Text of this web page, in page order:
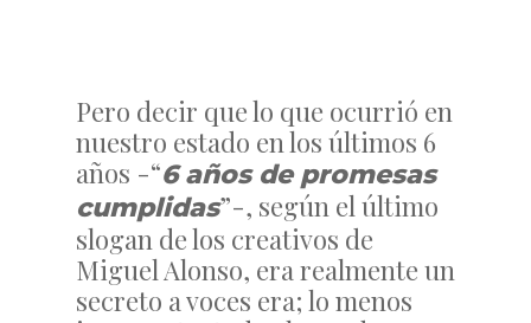
Pero decir que lo que ocurrió en
nuestro estado en los últimos 6
años -“6 años de promesas
cumplidas”-, según el último
slogan de los creativos de
Miguel Alonso, era realmente un
secreto a voces era; lo menos